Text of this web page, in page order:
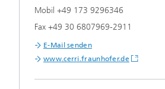
Mobil +49 173 9296346
Fax +49 30 6807969-2911
E-Mail senden
www.cerri.fraunhofer.de